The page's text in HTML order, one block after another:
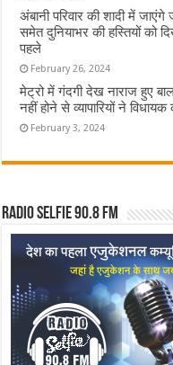
अंबानी परिवार की शादी में
समेत दुनियाभर की हस्तियों को
पहले
February 26, 2024
मेट्रो में गंदगी देख नाराज हुए
नहीं होने से व्यापारियों ने विधायक
February 3, 2024
Radio Selfie 90.8 FM